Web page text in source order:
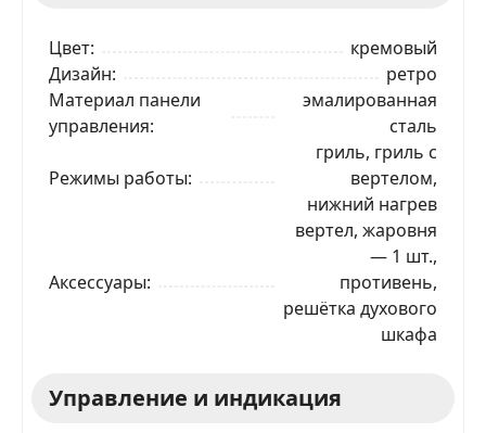
Цвет
кремовый
Дизайн
ретро
Материал панели
управления
эмалированная
сталь
Режимы работы
гриль, гриль с
вертелом,
нижний нагрев
Аксессуары
вертел, жаровня
— 1 шт.,
противень,
решётка духового
шкафа
Управление и индикация